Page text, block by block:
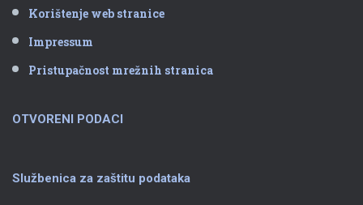
Korištenje web stranice
Impressum
Pristupačnost mrežnih stranica
OTVORENI PODACI
Službenica za zaštitu podataka